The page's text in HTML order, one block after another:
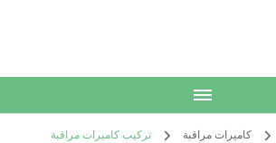
كاميرات مراقبة
تركيب كاميرات مراقبة